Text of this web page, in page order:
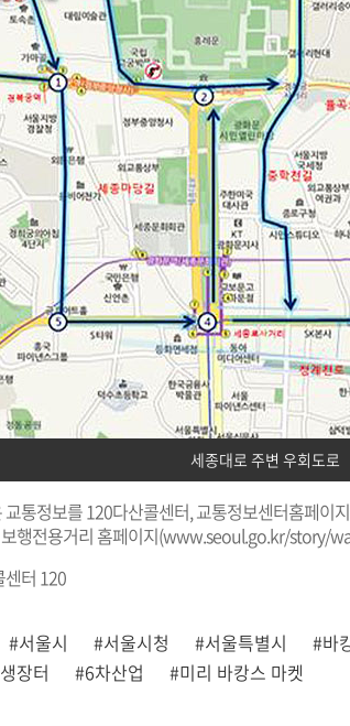
세종대로 주변 우회도로
교통정보를 120다산콜센터, 교통정보센터홈페이
행전용거리 홈페이지(www.seoul.go.kr/story/
센터 120
#서울시 #서울시청 #서울특별시 #바
장터
#6차산업 #미리 바캉스 마켓